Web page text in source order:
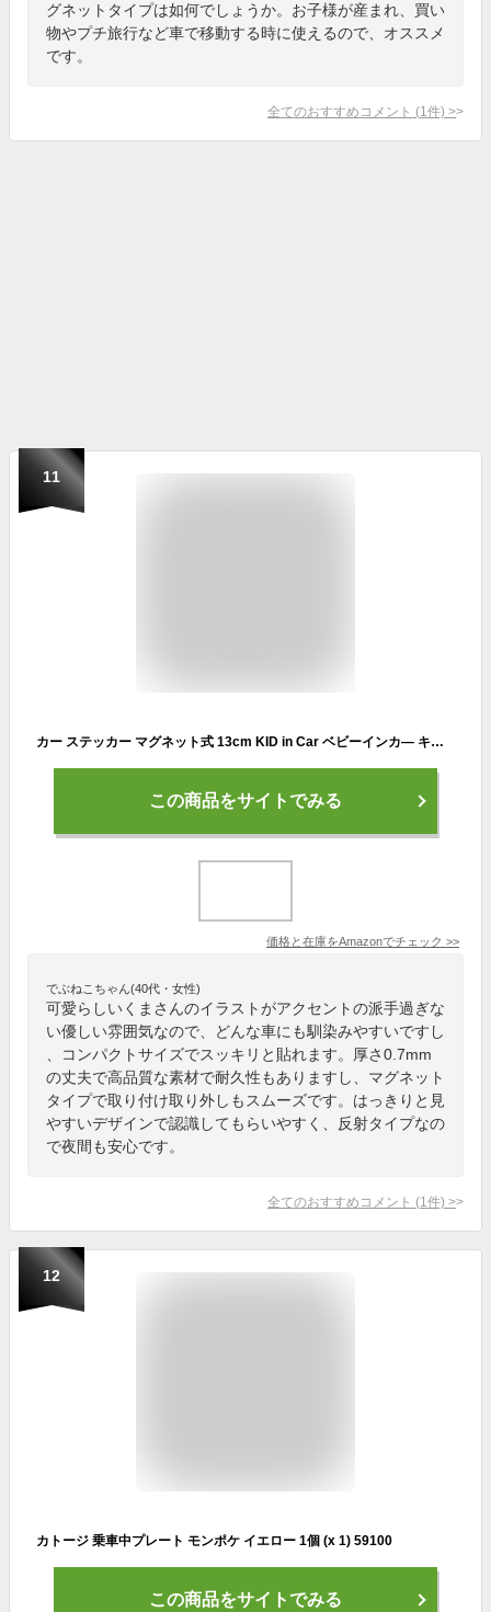
グネットタイプは如何でしょうか。お子様が産まれ、買い
物やプチ旅行など車で移動する時に使えるので、オススメ
です。
全てのおすすめコメント (1 件) >
11
カー ステッカー マグネット式 13cm KID in Car ベビーインカ― キッズインカー 反射タイプ ソノリテ (KIDS)
この商品をサイトでみる
価格と在庫をAmazonでチェック >>
でぶねこちゃん(40代・女性)
可愛らしいくまさんのイラストがアクセントの派手過ぎな
い優しい雰囲気なので、どんな車にも馴染みやすいですし
、コンパクトサイズでスッキリと貼れます。厚さ0.7mm
の丈夫で高品質な素材で耐久性もありますし、マグネット
タイプで取り付け取り外しもスムーズです。はっきりと見
やすいデザインで認識してもらいやすく、反射タイプなの
で夜間も安心です。
全てのおすすめコメント (1 件) >
12
カトージ 乗車中プレート モンポケ イエロー 1個 (x 1) 59100
この商品をサイトでみる